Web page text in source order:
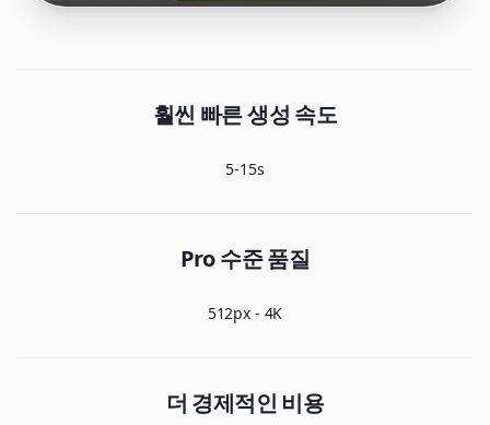
훨씬 빠른 생성 속도
5-15s
Pro 수준 품질
512px - 4K
더 경제적인 비용